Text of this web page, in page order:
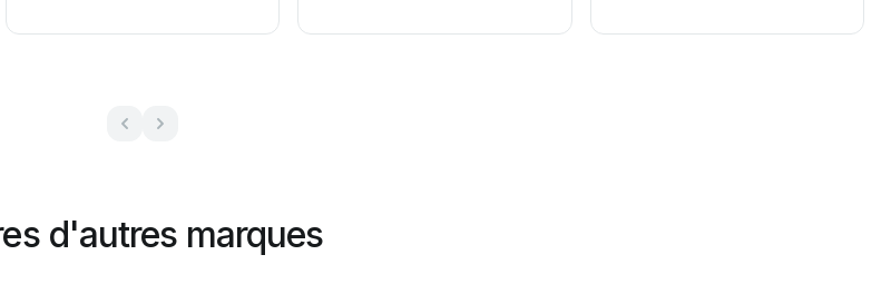
d'autres marques